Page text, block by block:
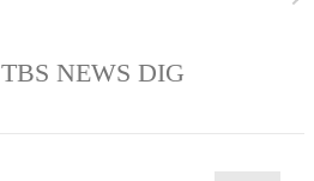
TBS NEWS DIG